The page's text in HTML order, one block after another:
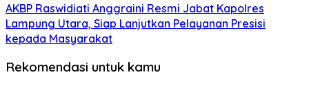
AKBP Raswidiati Anggraini Resmi Jabat Kapolres
Lampung Utara, Siap Lanjutkan Pelayanan Presisi
kepada Masyarakat
Rekomendasi untuk kamu